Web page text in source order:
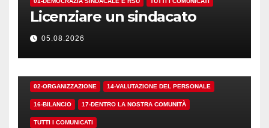
Licenziare un sindacato
05.08.2026
02-ORGANIZZAZIONE 14-VALUTAZIONE DEL PERSONALE
16-BILANCIO 17-DENTRO LA NOSTRA COMUNITÀ
TUTTI I COMUNICATI